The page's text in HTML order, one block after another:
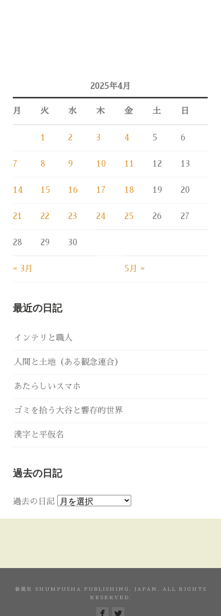
2025年4月
月 火 水 木 金 土 日
« 3月 5月 »
1 2 3 4 5 6
7 8 9 10 11 12 13
14 15 16 17 18 19 20
21 22 23 24 25 26 27
28 29 30
最近の日記
インテリと職人
人間と土地（ある観念連合）
あたらしいスマホ
ゴミを拾う大谷と響存的世界
漢字と平仮名
過去の日記
過去の日記
春風社 SHUMPUSHA PUBLISHING. JAPAN. ALL RIGHTS
RESERVED.